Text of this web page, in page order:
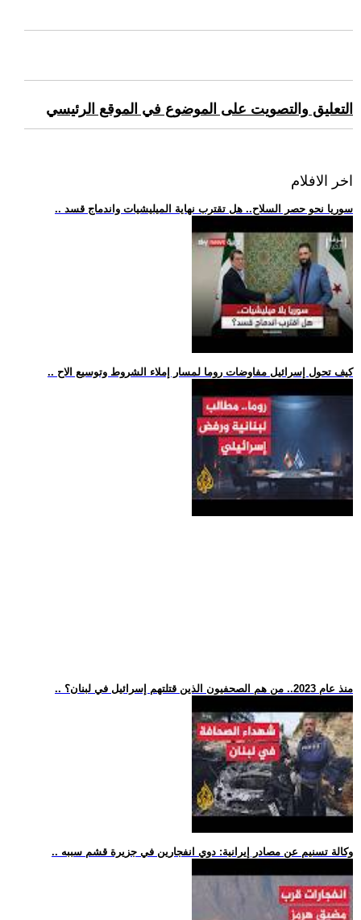
التعليق والتصويت على الموضوع في الموقع الرئيسي
اخر الافلام
.. سوريا نحو حصر السلاح.. هل تقترب نهاية الميليشيات واندماج قسد
.. كيف تحول إسرائيل مفاوضات روما لمسار إملاء الشروط وتوسيع الاح
.. منذ عام 2023.. من هم الصحفيون الذين قتلتهم إسرائيل في لبنان؟
.. وكالة تسنيم عن مصادر إيرانية: دوي انفجارين في جزيرة قشم سببه